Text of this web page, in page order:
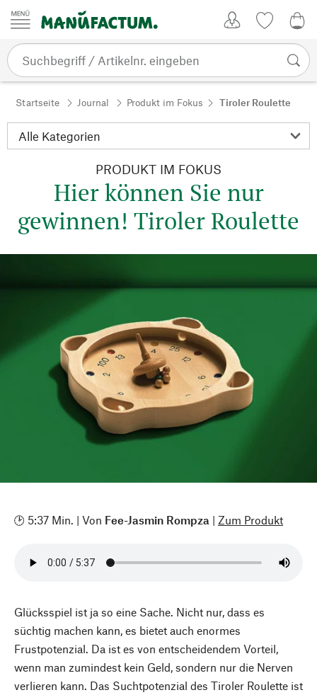
Zum Inhalt springen
Startseite Journal Produkt im Fokus Tiroler Roulette
PRODUKT IM FOKUS
Hier können Sie nur
gewinnen! Tiroler Roulette
🕑 5:37 Min. | Von Fee-Jasmin Rompza | Zum Produkt
Glücksspiel ist ja so eine Sache. Nicht nur, dass es
süchtig machen kann, es bietet auch enormes
Frustpotenzial. Da ist es von entscheidendem Vorteil,
wenn man zumindest kein Geld, sondern nur die Nerven
verlieren kann. Das Suchtpotenzial des Tiroler Roulette ist